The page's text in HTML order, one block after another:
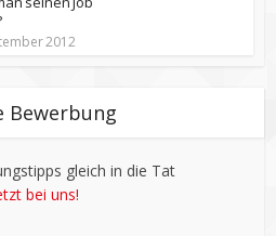
2012
Bewerbung
gleich in die Tat
bei uns!